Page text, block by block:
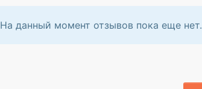
На данный момент отзывов пока еще нет.